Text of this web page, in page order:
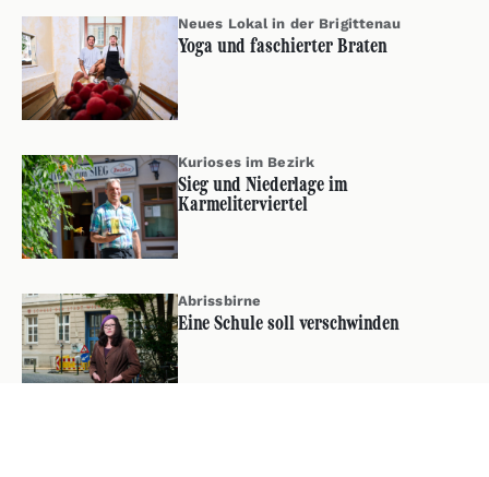
Neues Lokal in der Brigittenau
Yoga und faschierter Braten
Kurioses im Bezirk
Sieg und Niederlage im
Karmeliterviertel
Abrissbirne
Eine Schule soll verschwinden